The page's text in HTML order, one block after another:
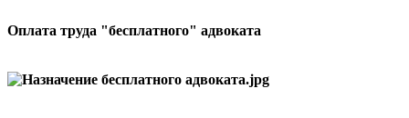
Оплата труда "бесплатного" адвоката